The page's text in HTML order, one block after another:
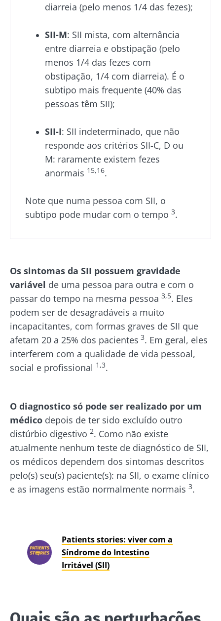
diarreia (pelo menos 1/4 das fezes);
SII-M: SII mista, com alternância
entre diarreia e obstipação (pelo
menos 1/4 das fezes com
obstipação, 1/4 com diarreia). É o
subtipo mais frequente (40% das
pessoas têm SII);
SII-I: SII indeterminado, que não
responde aos critérios SII-C, D ou
M: raramente existem fezes
anormais 15,16.
Note que numa pessoa com SII, o
subtipo pode mudar com o tempo 3.
Os sintomas da SII possuem gravidade
variável de uma pessoa para outra e com o
passar do tempo na mesma pessoa 3,5. Eles
podem ser de desagradáveis a muito
incapacitantes, com formas graves de SII que
afetam 20 a 25% dos pacientes 3. Em geral, eles
interferem com a qualidade de vida pessoal,
social e profissional 1,3.
O diagnostico só pode ser realizado por um
médico depois de ter sido excluído outro
distúrbio digestivo 2. Como não existe
atualmente nenhum teste de diagnóstico de SII,
os médicos dependem dos sintomas descritos
pelo(s) seu(s) paciente(s): na SII, o exame clínico
e as imagens estão normalmente normais 3.
Patients stories: viver com a
Síndrome do Intestino
Irritável (SII)